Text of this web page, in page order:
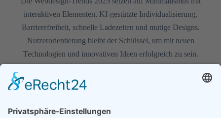
interaktiven Elementen, KI-gestützte Individualisierung,
Barrierefreiheit, schnelle Ladezeiten und mutige Designs.
Nutzerorientierung bleibt der Schlüssel, um mit neuen
Technologien und innovativen Ideen erfolgreich zu sein.